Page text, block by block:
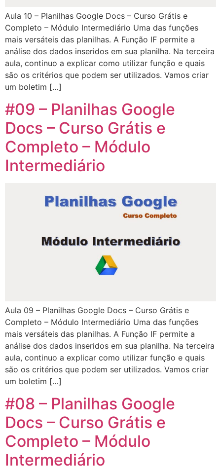
Aula 10 – Planilhas Google Docs – Curso Grátis e
Completo – Módulo Intermediário Uma das funções
mais versáteis das planilhas. A Função IF permite a
análise dos dados inseridos em sua planilha. Na terceira
aula, continuo a explicar como utilizar função e quais
são os critérios que podem ser utilizados. Vamos criar
um boletim […]
#09 – Planilhas Google
Docs – Curso Grátis e
Completo – Módulo
Intermediário
Aula 09 – Planilhas Google Docs – Curso Grátis e
Completo – Módulo Intermediário Uma das funções
mais versáteis das planilhas. A Função IF permite a
análise dos dados inseridos em sua planilha. Na terceira
aula, continuo a explicar como utilizar função e quais
são os critérios que podem ser utilizados. Vamos criar
um boletim […]
#08 – Planilhas Google
Docs – Curso Grátis e
Completo – Módulo
Intermediário